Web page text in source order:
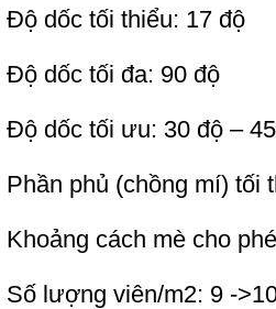
Độ dốc tối thiểu: 17 độ
Độ dốc tối đa: 90 độ
Độ dốc tối ưu: 30 độ –
Phần phủ (chồng mí) tối
Khoảng cách mè cho
Số lượng viên/m2: 9 -